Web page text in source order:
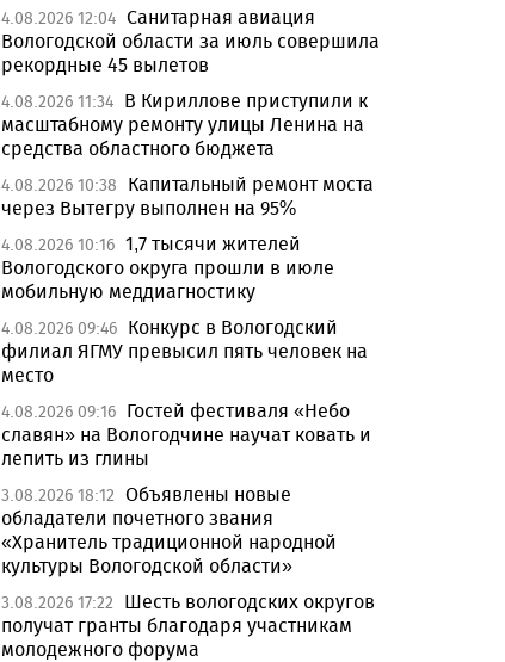
4.08.2026 12:04 Санитарная авиация
Вологодской области за июль совершила
рекордные 45 вылетов
4.08.2026 11:34 В Кириллове приступили к
масштабному ремонту улицы Ленина на
средства областного бюджета
4.08.2026 10:38
Капитальный ремонт моста
через Вытегру выполнен на 95%
4.08.2026 10:16 1,7 тысячи жителей
Вологодского округа прошли в июле
мобильную меддиагностику
4.08.2026 09:46 Конкурс в Вологодский
филиал ЯГМУ превысил пять человек на
место
4.08.2026 09:16 Гостей фестиваля «Небо
славян» на Вологодчине научат ковать и
лепить из глины
3.08.2026 18:12 Объявлены новые
обладатели почетного звания
«Хранитель традиционной народной
культуры Вологодской области»
3.08.2026 17:22
Шесть вологодских округов
получат гранты благодаря участникам
молодежного форума